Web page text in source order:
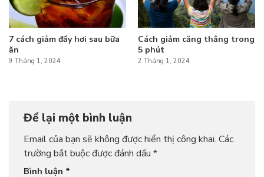
7 cách giảm đầy hơi sau bữa
ăn
9 Tháng 1, 2024
Cách giảm căng thẳng trong
5 phút
2 Tháng 1, 2024
Để lại một bình luận
Email của bạn sẽ không được hiển thị công khai. Các
trường bắt buộc được đánh dấu *
Bình luận *